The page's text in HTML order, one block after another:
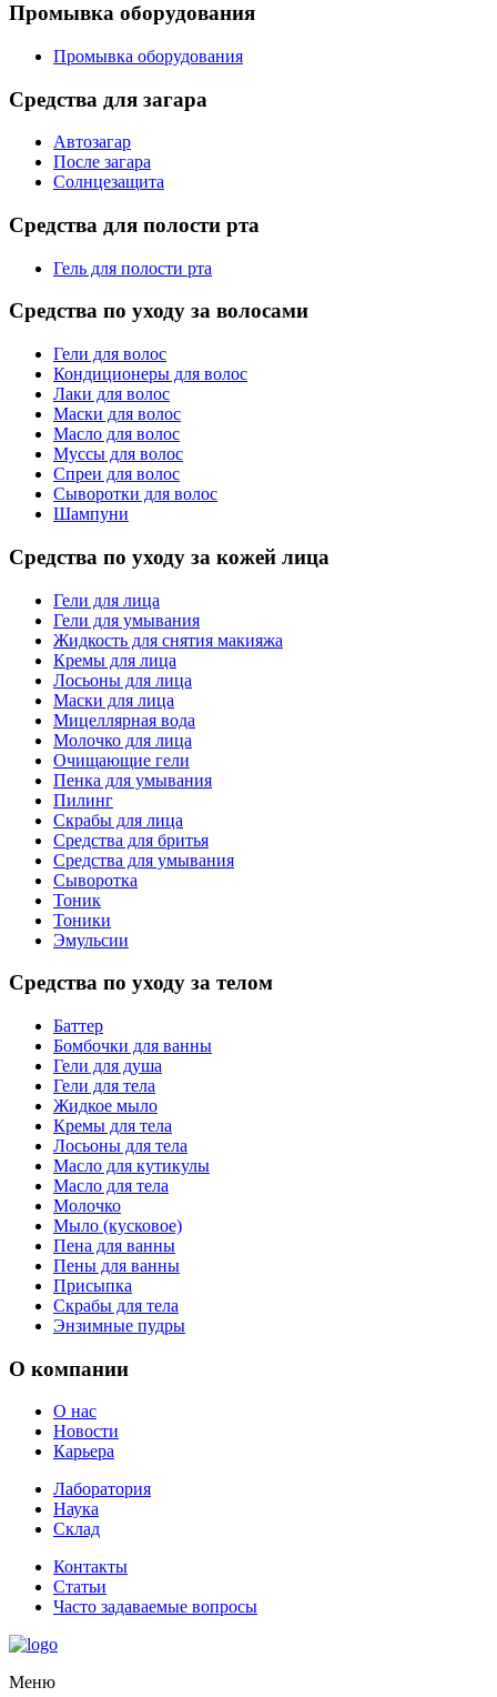
Промывка оборудования
Промывка оборудования
Средства для загара
Автозагар
После загара
Солнцезащита
Средства для полости рта
Гель для полости рта
Средства по уходу за волосами
Гели для волос
Кондиционеры для волос
Лаки для волос
Маски для волос
Масло для волос
Муссы для волос
Спреи для волос
Сыворотки для волос
Шампуни
Средства по уходу за кожей лица
Гели для лица
Гели для умывания
Жидкость для снятия макияжа
Кремы для лица
Лосьоны для лица
Маски для лица
Мицеллярная вода
Молочко для лица
Очищающие гели
Пенка для умывания
Пилинг
Скрабы для лица
Средства для бритья
Средства для умывания
Сыворотка
Тоник
Тоники
Эмульсии
Средства по уходу за телом
Баттер
Бомбочки для ванны
Гели для душа
Гели для тела
Жидкое мыло
Кремы для тела
Лосьоны для тела
Масло для кутикулы
Масло для тела
Молочко
Мыло (кусковое)
Пена для ванны
Пены для ванны
Присыпка
Скрабы для тела
Энзимные пудры
О компании
О нас
Новости
Карьера
Лаборатория
Наука
Склад
Контакты
Статьи
Часто задаваемые вопросы
Меню